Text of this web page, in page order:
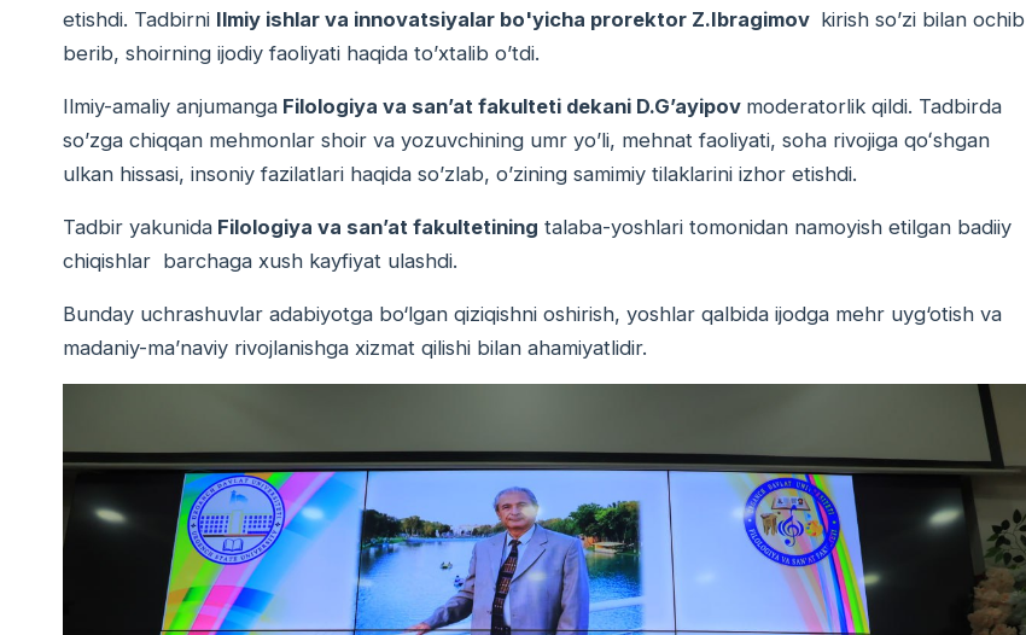
etishdi. Tadbirni Ilmiy ishlar va innovatsiyalar bo'yicha prorektor Z.Ibragimov kirish so’zi bilan ochib
berib, shoirning ijodiy faoliyati haqida to’xtalib o’tdi.
Ilmiy-amaliy anjumanga Filologiya va san’at fakulteti dekani D.G’ayipov moderatorlik qildi. Tadbirda
so’zga chiqqan mehmonlar shoir va yozuvchining umr yo’li, mehnat faoliyati, soha rivojiga qoʻshgan
ulkan hissasi, insoniy fazilatlari haqida so’zlab, o’zining samimiy tilaklarini izhor etishdi.
Tadbir yakunida Filologiya va san’at fakultetining talaba-yoshlari tomonidan namoyish etilgan badiiy
chiqishlar barchaga xush kayfiyat ulashdi.
Bunday uchrashuvlar adabiyotga bo‘lgan qiziqishni oshirish, yoshlar qalbida ijodga mehr uyg‘otish va
madaniy-ma’naviy rivojlanishga xizmat qilishi bilan ahamiyatlidir.